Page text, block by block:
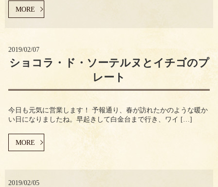
MORE
2019/02/07
ショコラ・ド・ソーテルヌとイチゴのプ
レート
今日も元気に営業します！ 予報通り、春が訪れたかのような暖か
い日になりましたね。早起きして白金台まで行き、ワイ […]
MORE
2019/02/05